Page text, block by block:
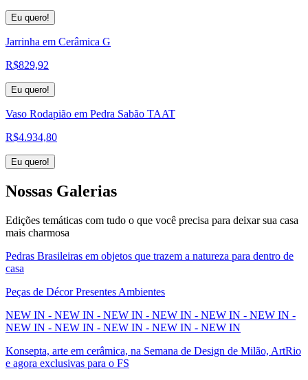
Eu quero!
Jarrinha em Cerâmica G
R$829,92
Eu quero!
Vaso Rodapião em Pedra Sabão TAAT
R$4.934,80
Eu quero!
Nossas Galerias
Edições temáticas com tudo o que você precisa para deixar sua casa
mais charmosa
Pedras Brasileiras em objetos que trazem a natureza para dentro de
casa
Peças de Décor Presentes Ambientes
NEW IN - NEW IN - NEW IN - NEW IN - NEW IN - NEW IN -
NEW IN - NEW IN - NEW IN - NEW IN - NEW IN
Konsepta, arte em cerâmica, na Semana de Design de Milão, ArtRio
e agora exclusivas para o FS